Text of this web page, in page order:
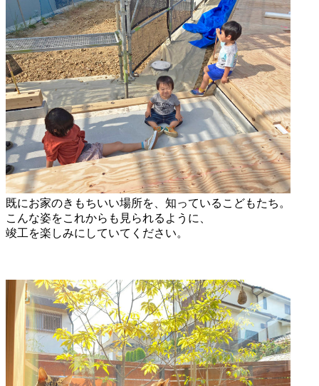
既にお家のきもちいい場所を、知っているこどもたち。
こんな姿をこれからも見られるように、
竣工を楽しみにしていてください。